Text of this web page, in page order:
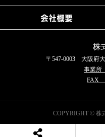
会社概要
株
〒547-0003 大阪府
事業所
FAX
COPYRIGHT © 株